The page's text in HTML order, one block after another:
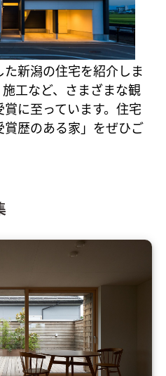
新潟の住宅を紹介しま
工など、さまざまな観
に至っています。住宅
歴のある家」をぜひご